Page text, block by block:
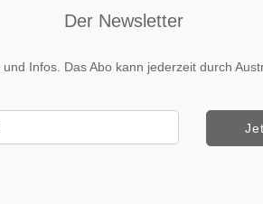
Der Newsletter
Infos. Das Abo kann jederzeit durch